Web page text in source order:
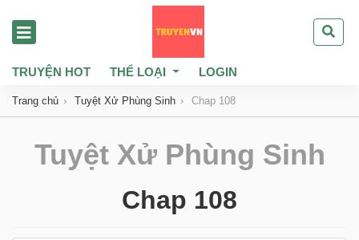
TRUYỆN HOT THỂ LOẠI LOGIN
Trang chủ Tuyệt Xử Phùng Sinh Chap 108
Tuyệt Xử Phùng Sinh
Chap 108